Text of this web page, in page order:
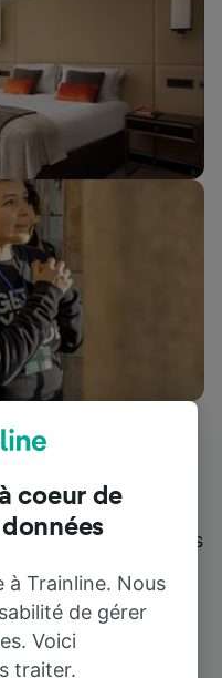
clients
que ceux qui nous
coeur de
Trainline. Nous
de gérer
Voici
traiter.